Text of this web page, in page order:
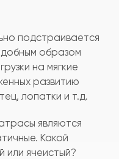
подстраивается
образом
на мягкие
развитию
лопатки и т.д.
являются
Какой
или ячеистый?